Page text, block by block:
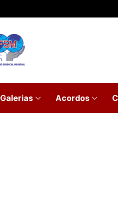
Galerias Acordos